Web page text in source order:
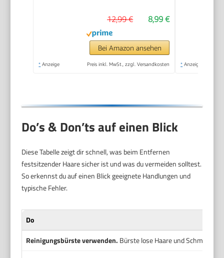
Augenbrauen Gesicht
Ohr Haarschneider
Nasenhaarschneider
Professionell
8,99 €
12,99 €
Bei Amazon ansehen
* Anzeige Preis inkl. MwSt., zzgl. Versandkosten * Anzeige
Do’s & Don’ts auf einen Blick
Diese Tabelle zeigt dir schnell, was beim Entfernen
festsitzender Haare sicher ist und was du vermeiden solltest.
So erkennst du auf einen Blick geeignete Handlungen und
typische Fehler.
Do
Reinigungsbürste verwenden. Bürste lose Haare und Schmutz